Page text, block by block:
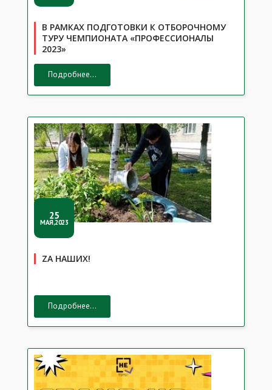
В РАМКАХ ПОДГОТОВКИ К ОТБОРОЧНОМУ
ТУРУ ЧЕМПИОНАТА «ПРОФЕССИОНАЛЫ
2023»
Подробнее...
25
МАЯ,2023
ZA НАШИХ!
Подробнее...